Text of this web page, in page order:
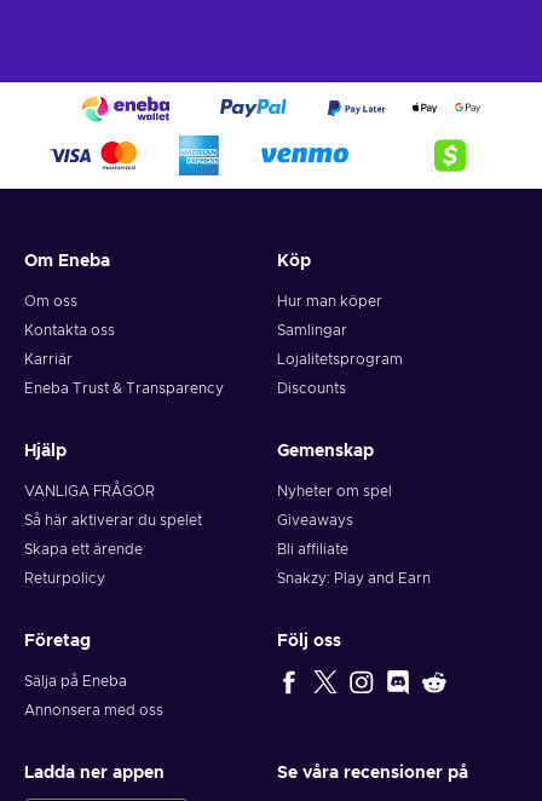
Om Eneba
Om oss
Kontakta oss
Karriär
Eneba Trust & Transparency
Köp
Hur man köper
Samlingar
Lojalitetsprogram
Discounts
Hjälp
VANLIGA FRÅGOR
Så här aktiverar du spelet
Skapa ett ärende
Returpolicy
Gemenskap
Nyheter om spel
Giveaways
Bli affiliate
Snakzy: Play and Earn
Företag
Sälja på Eneba
Annonsera med oss
Följ oss
Ladda ner appen Se våra recensioner på